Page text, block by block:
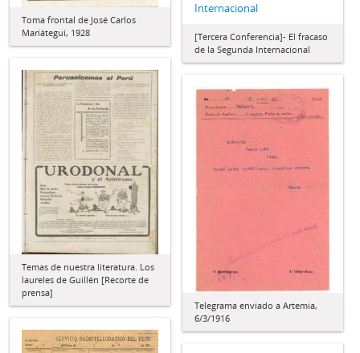
Toma frontal de José Carlos
Mariátegui, 1928
Internacional
[Tercera Conferencia]- El fracaso
de la Segunda Internacional
Temas de nuestra literatura. Los
laureles de Guillén [Recorte de
prensa]
Telegrama enviado a Artemia,
6/3/1916